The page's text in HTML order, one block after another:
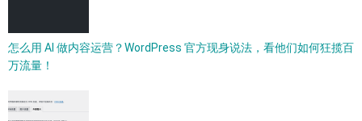
怎么用 AI 做内容运营？WordPress 官方现身说法，看他们如何狂揽百
万流量！